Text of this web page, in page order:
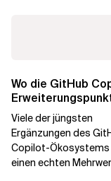
Wo die GitHub
Governance
Viele der jüngsten
Ergänzungen des
Copilot-Ökosystems
einen echten